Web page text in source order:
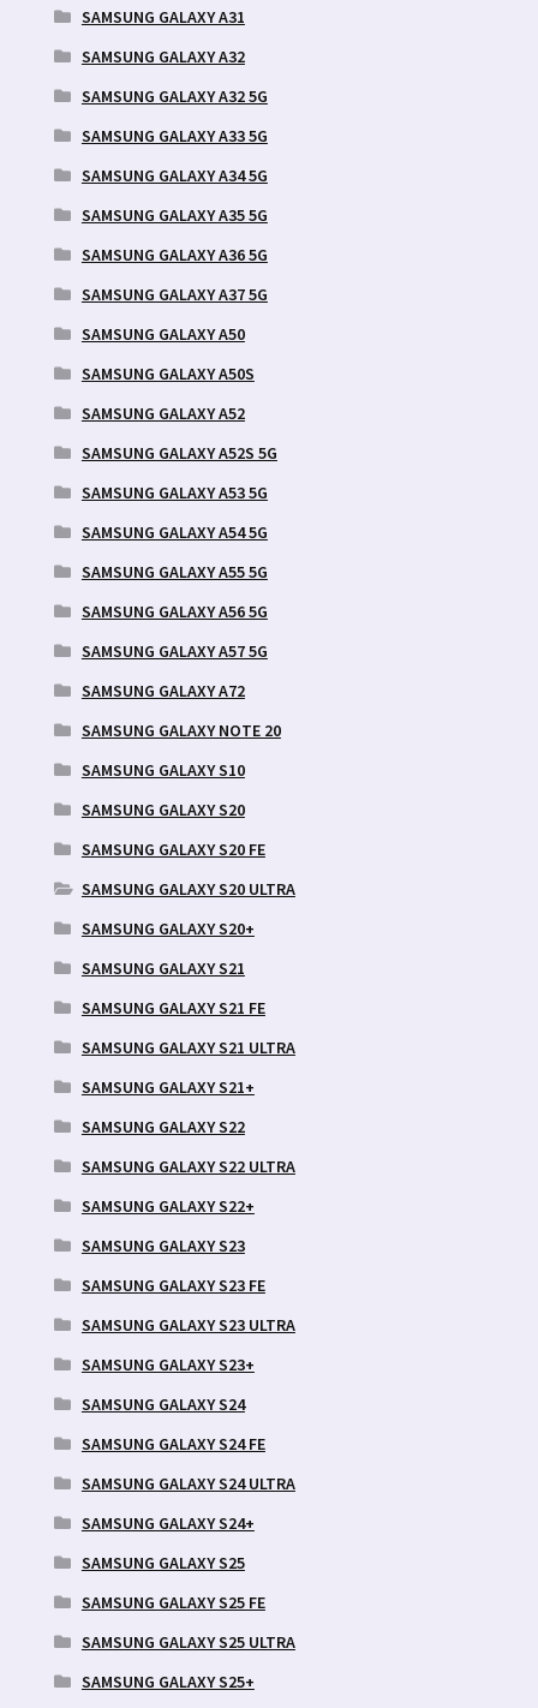
SAMSUNG GALAXY A31
SAMSUNG GALAXY A32
SAMSUNG GALAXY A32 5G
SAMSUNG GALAXY A33 5G
SAMSUNG GALAXY A34 5G
SAMSUNG GALAXY A35 5G
SAMSUNG GALAXY A36 5G
SAMSUNG GALAXY A37 5G
SAMSUNG GALAXY A50
SAMSUNG GALAXY A50S
SAMSUNG GALAXY A52
SAMSUNG GALAXY A52S 5G
SAMSUNG GALAXY A53 5G
SAMSUNG GALAXY A54 5G
SAMSUNG GALAXY A55 5G
SAMSUNG GALAXY A56 5G
SAMSUNG GALAXY A57 5G
SAMSUNG GALAXY A72
SAMSUNG GALAXY NOTE 20
SAMSUNG GALAXY S10
SAMSUNG GALAXY S20
SAMSUNG GALAXY S20 FE
SAMSUNG GALAXY S20 ULTRA
SAMSUNG GALAXY S20+
SAMSUNG GALAXY S21
SAMSUNG GALAXY S21 FE
SAMSUNG GALAXY S21 ULTRA
SAMSUNG GALAXY S21+
SAMSUNG GALAXY S22
SAMSUNG GALAXY S22 ULTRA
SAMSUNG GALAXY S22+
SAMSUNG GALAXY S23
SAMSUNG GALAXY S23 FE
SAMSUNG GALAXY S23 ULTRA
SAMSUNG GALAXY S23+
SAMSUNG GALAXY S24
SAMSUNG GALAXY S24 FE
SAMSUNG GALAXY S24 ULTRA
SAMSUNG GALAXY S24+
SAMSUNG GALAXY S25
SAMSUNG GALAXY S25 FE
SAMSUNG GALAXY S25 ULTRA
SAMSUNG GALAXY S25+